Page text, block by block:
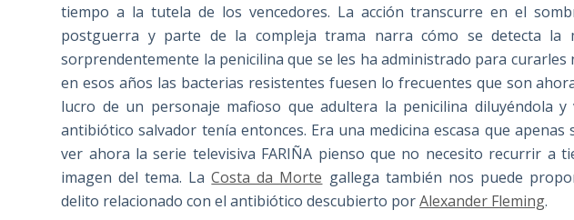
tiempo a la tutela de los vencedores. La acción transcurre en el
postguerra y parte de la compleja trama narra cómo se detecta la
sorprendentemente la penicilina que se les ha administrado para
en esos años las bacterias resistentes fuesen lo frecuentes que son
lucro de un personaje mafioso que adultera la penicilina diluyéndola
antibiótico salvador tenía entonces. Era una medicina escasa que
ver ahora la serie televisiva FARIÑA pienso que no necesito recurrir a
imagen del tema. LaCosta da Morte gallega también nos puede
delito relacionado con el antibiótico descubierto porAlexander Fleming.